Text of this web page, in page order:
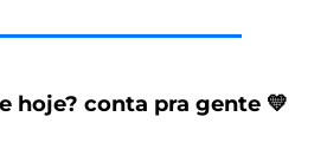
hoje? conta pra gente 💛